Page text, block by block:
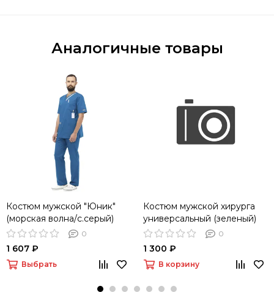
Аналогичные товары
Костюм мужской "Юник"
(морская волна/с.серый)
0
1 607 ₽
Выбрать
Костюм мужской хирурга
универсальный (зеленый)
0
1 300 ₽
В корзину